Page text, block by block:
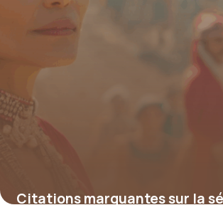
Citations marquantes sur la